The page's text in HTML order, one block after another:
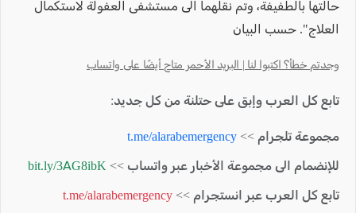
حالتها بالطفيفة، وتم نقلهما الى مستشفى العفولة لاستكمال
العلاج". حسب البيان
وجدتم خطأ؟ اكتبوا لنا | البريد الأحمر متاح أيضًا على واتساب
تابع كل العرب وإبق على حتلنة من كل جديد:
مجموعة تلجرام >> t.me/alarabemergency
للإنضمام الى مجموعة الأخبار عبر واتساب >> bit.ly/3AG8ibK
تابع كل العرب عبر انستجرام >> t.me/alarabemergency